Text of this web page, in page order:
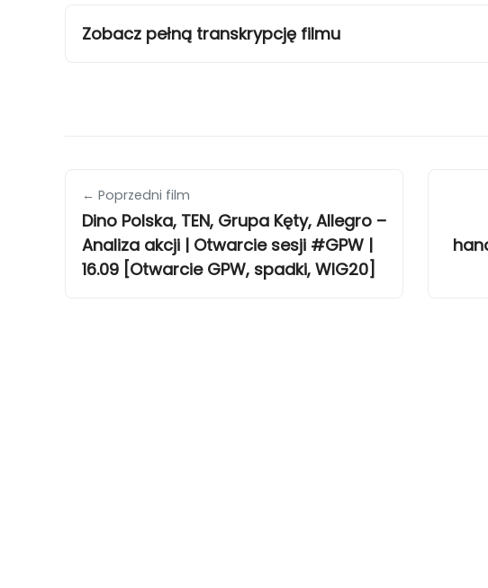
Zobacz pełną transkrypcję filmu
← Poprzedni film
Dino Polska, TEN, Grupa Kęty, Allegro –
Analiza akcji | Otwarcie sesji #GPW |
16.09 [Otwarcie GPW, spadki, WIG20]